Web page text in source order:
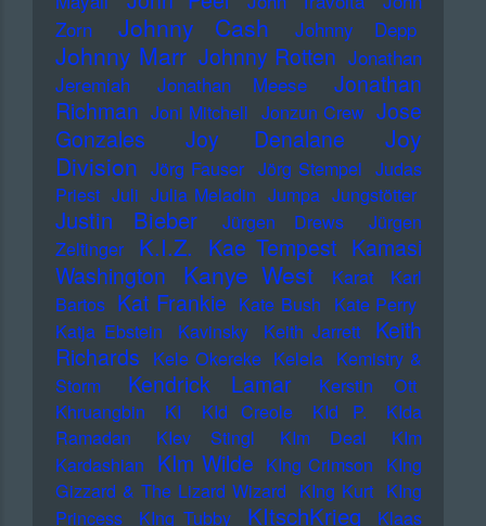
Zorn
Johnny Cash Johnny Depp
Johnny Marr Johnny Rotten Jonathan
Jeremiah
Jonathan Meese
Jonathan
Richman Joni Mitchell Jonzun Crew Jose
Gonzales
Joy Denalane
Joy
Division Jörg Fauser Jörg Stempel Judas
Priest Juli Julia Meladin Jumpa Jungstötter
Justin Bieber Jürgen Drews
Jürgen
Zeltinger
K.I.Z. Kae Tempest Kamasi
Washington
Kanye West Karat
Karl
Bartos Kat Frankie Kate Bush Kate Perry
Katja Ebstein
Kavinsky Keith Jarrett
Keith
Richards Kele Okereke Kelela Kemistry &
Storm
Kendrick Lamar
Kerstin Ott
Khruangbin
KI KId Creole KId P.
KIda
Ramadan
KIev Stingl KIm Deal
KIm
Kardashian KIm Wilde KIng Crimson KIng
Gizzard & The Lizard Wizard KIng Kurt KIng
Princess
KIng Tubby KItschKrieg Klaas